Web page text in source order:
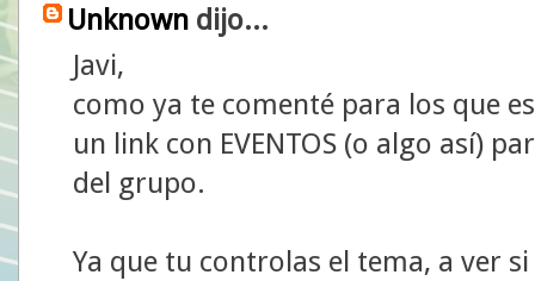
Unknown dijo...
Javi,
como ya te comenté para los que
un link con EVENTOS (o algo así)
del grupo.
Ya que tu controlas el tema, a ver